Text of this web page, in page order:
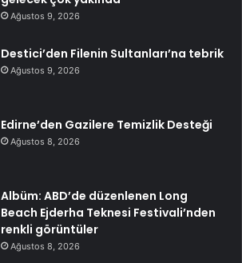
Ağustos 9, 2026
Destici’den Filenin Sultanları’na tebrik
Ağustos 9, 2026
Edirne’den Gazilere Temizlik Desteği
Ağustos 8, 2026
Albüm: ABD’de düzenlenen Long
Beach Ejderha Teknesi Festivali’nden
renkli görüntüler
Ağustos 8, 2026